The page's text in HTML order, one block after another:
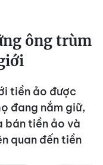
ông trùm
tiền ảo được
đang nắm giữ,
bán tiền ảo và
quan đến tiền